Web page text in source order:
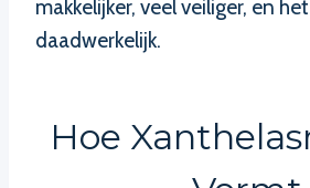
makkelijker, veel veiliger, en
daadwerkelijk.
Hoe